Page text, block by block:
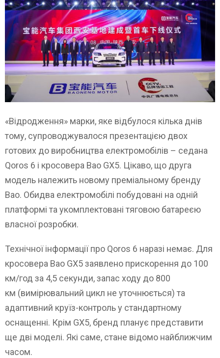
«Відродження» марки, яке відбулося кілька днів
тому, супроводжувалося презентацією двох
готових до виробництва електромобілів – седана
Qoros 6 і кросовера Bao GX5. Цікаво, що друга
модель належить новому преміальному бренду
Bao. Обидва електромобілі побудовані на одній
платформі та укомплектовані тяговою батареєю
власної розробки.
Технічної інформації про Qoros 6 наразі немає. Для
кросовера Bao GX5 заявлено прискорення до 100
км/год за 4,5 секунди, запас ходу до 800
км (вимірювальний цикл не уточнюється) та
адаптивний круїз-контроль у стандартному
оснащенні. Крім GX5, бренд планує представити
ще дві моделі. Які саме, стане відомо найближчим
часом.